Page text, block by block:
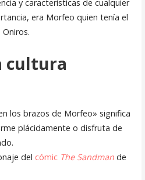
y características de cualquier
era Morfeo quien tenía el
cultura
los brazos de Morfeo» significa
plácidamente o disfruta de
del cómic The Sandmande